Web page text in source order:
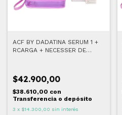
ACF BY DADATINA SERUM 1 +
RCARGA + NECESSER DE
$42.900,00
$38.610,00 con
Transferencia o depósito
3 x $14.300,00 sin interés